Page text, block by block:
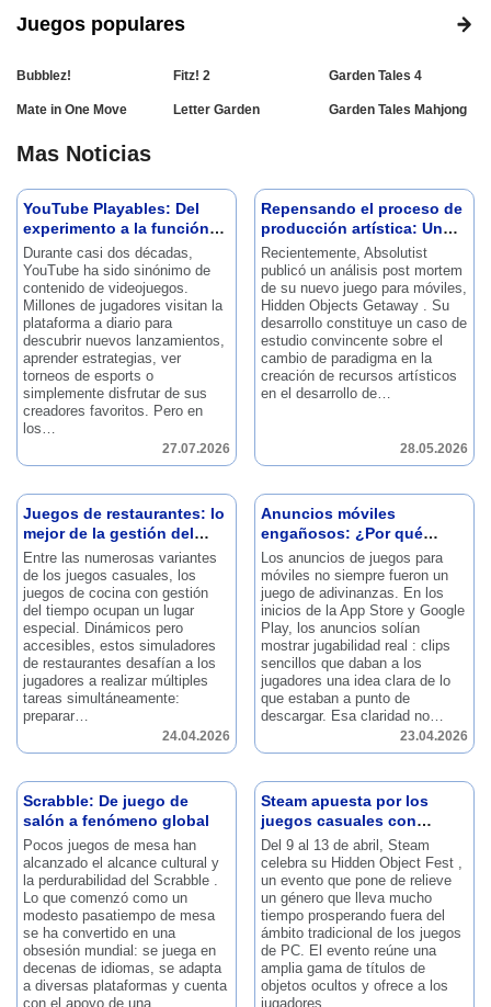
Juegos populares
Bubblez! Fitz! 2 Garden Tales 4
Mate in One Move Letter Garden Garden Tales Mahjong
Mas Noticias
YouTube Playables: Del
experimento a la función
oficial
Durante casi dos décadas,
YouTube ha sido sinónimo de
contenido de videojuegos.
Millones de jugadores visitan la
plataforma a diario para
descubrir nuevos lanzamientos,
aprender estrategias, ver
torneos de esports o
simplemente disfrutar de sus
creadores favoritos. Pero en
los…
27.07.2026
Repensando el proceso de
producción artística: Un
análisis posterior a la
escapada de objetos
oculto
Recientemente, Absolutist
publicó un análisis post mortem
de su nuevo juego para móviles,
Hidden Objects Getaway . Su
desarrollo constituye un caso de
estudio convincente sobre el
cambio de paradigma en la
creación de recursos artísticos
en el desarrollo de…
28.05.2026
Juegos de restaurantes: lo
mejor de la gestión del
tiempo y la simulación
Entre las numerosas variantes
de los juegos casuales, los
juegos de cocina con gestión
del tiempo ocupan un lugar
especial. Dinámicos pero
accesibles, estos simuladores
de restaurantes desafían a los
jugadores a realizar múltiples
tareas simultáneamente:
preparar…
24.04.2026
Anuncios móviles
engañosos: ¿Por qué
funcionan?
Los anuncios de juegos para
móviles no siempre fueron un
juego de adivinanzas. En los
inicios de la App Store y Google
Play, los anuncios solían
mostrar jugabilidad real : clips
sencillos que daban a los
jugadores una idea clara de lo
que estaban a punto de
descargar. Esa claridad no…
23.04.2026
Scrabble: De juego de
salón a fenómeno global
Pocos juegos de mesa han
alcanzado el alcance cultural y
la perdurabilidad del Scrabble .
Lo que comenzó como un
modesto pasatiempo de mesa
se ha convertido en una
obsesión mundial: se juega en
decenas de idiomas, se adapta
a diversas plataformas y cuenta
con el apoyo de una…
Steam apuesta por los
juegos casuales con
Hidden Object Fest.
Del 9 al 13 de abril, Steam
celebra su Hidden Object Fest ,
un evento que pone de relieve
un género que lleva mucho
tiempo prosperando fuera del
ámbito tradicional de los juegos
de PC. El evento reúne una
amplia gama de títulos de
objetos ocultos y ofrece a los
jugadores…